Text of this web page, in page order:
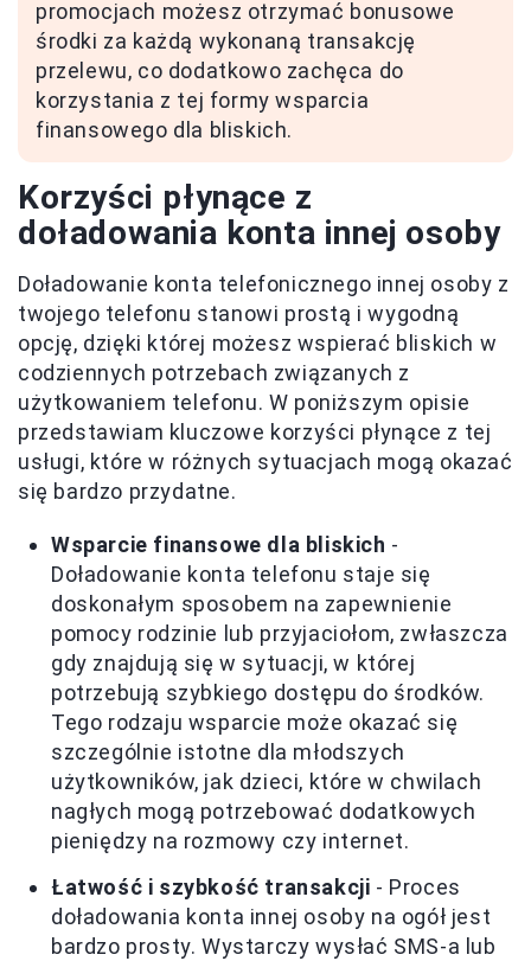
promocjach możesz otrzymać bonusowe
środki za każdą wykonaną transakcję
przelewu, co dodatkowo zachęca do
korzystania z tej formy wsparcia
finansowego dla bliskich.
Korzyści płynące z
doładowania konta innej osoby
Doładowanie konta telefonicznego innej osoby z
twojego telefonu stanowi prostą i wygodną
opcję, dzięki której możesz wspierać bliskich w
codziennych potrzebach związanych z
użytkowaniem telefonu. W poniższym opisie
przedstawiam kluczowe korzyści płynące z tej
usługi, które w różnych sytuacjach mogą okazać
się bardzo przydatne.
Wsparcie finansowe dla bliskich -
Doładowanie konta telefonu staje się
doskonałym sposobem na zapewnienie
pomocy rodzinie lub przyjaciołom, zwłaszcza
gdy znajdują się w sytuacji, w której
potrzebują szybkiego dostępu do środków.
Tego rodzaju wsparcie może okazać się
szczególnie istotne dla młodszych
użytkowników, jak dzieci, które w chwilach
nagłych mogą potrzebować dodatkowych
pieniędzy na rozmowy czy internet.
Łatwość i szybkość transakcji - Proces
doładowania konta innej osoby na ogół jest
bardzo prosty. Wystarczy wysłać SMS-a lub